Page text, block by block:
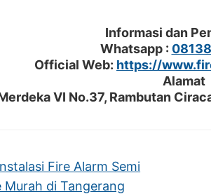
Informasi dan
Whatsapp :
Official Web: https://
Alamat
VI No.37, Rambutan
Fire Alarm Semi
Murah di Tangerang